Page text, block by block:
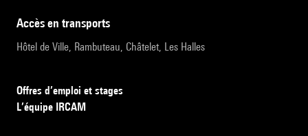
accès en transports
Hôtel de Ville, Rambuteau, Châtelet, Les Halles
Offres d’emploi et stages
L’équipe IRCAM